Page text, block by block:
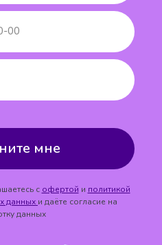
мне
с офертой и политикой
данных и даёте согласие на
данных